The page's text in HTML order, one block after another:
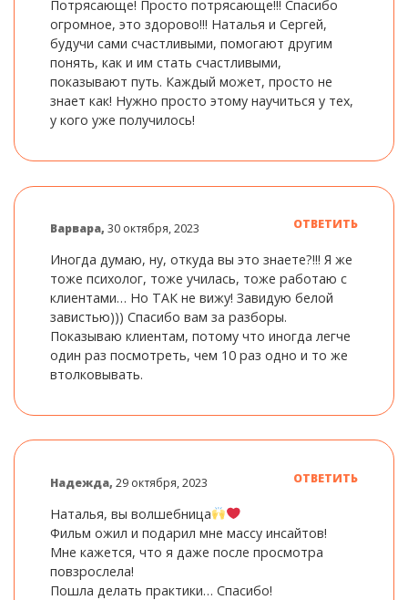
Потрясающе! Просто потрясающе!!! Спасибо
огромное, это здорово!!! Наталья и Сергей,
будучи сами счастливыми, помогают другим
понять, как и им стать счастливыми,
показывают путь. Каждый может, просто не
знает как! Нужно просто этому научиться у тех,
у кого уже получилось!
Варвара,30 октября, 2023 ОТВЕТИТЬ
Иногда думаю, ну, откуда вы это знаете?!!! Я же
тоже психолог, тоже училась, тоже работаю с
клиентами… Но ТАК не вижу! Завидую белой
завистью))) Спасибо вам за разборы.
Показываю клиентам, потому что иногда легче
один раз посмотреть, чем 10 раз одно и то же
втолковывать.
Надежда,29 октября, 2023 ОТВЕТИТЬ
Наталья, вы волшебница
Фильм ожил и подарил мне массу инсайтов!
Мне кажется, что я даже после просмотра
повзрослела!
Пошла делать практики… Спасибо!